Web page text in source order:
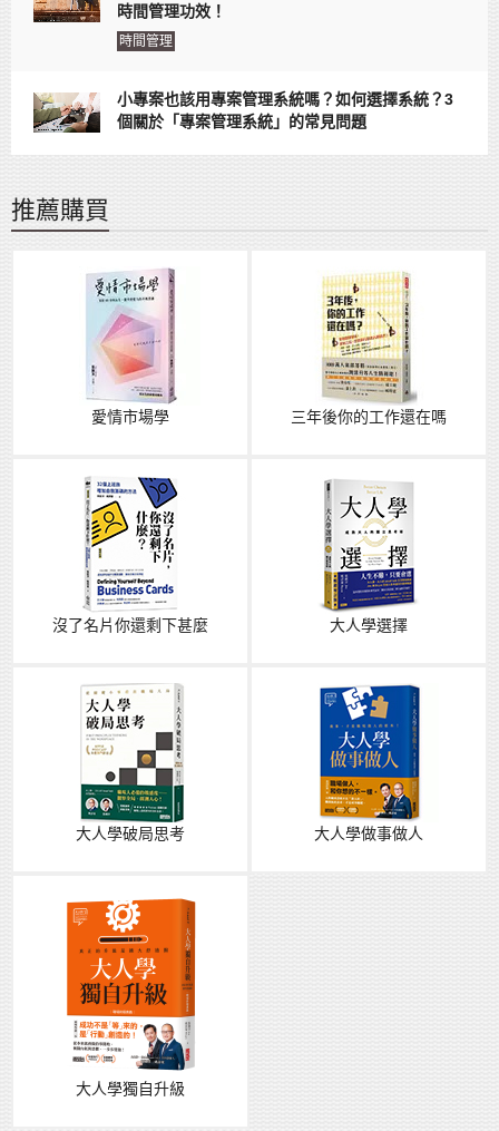
時間管理功效！
時間管理
小專案也該用專案管理系統嗎？如何選擇系統？3
個關於「專案管理系統」的常見問題
推薦購買
愛情市場學 三年後你的工作還在嗎
沒了名片你還剩下甚麼 大人學選擇
大人學破局思考 大人學做事做人
大人學獨自升級